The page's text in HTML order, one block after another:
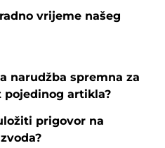
vrijeme našeg
narudžba spremna za
artikla?
prigovor na